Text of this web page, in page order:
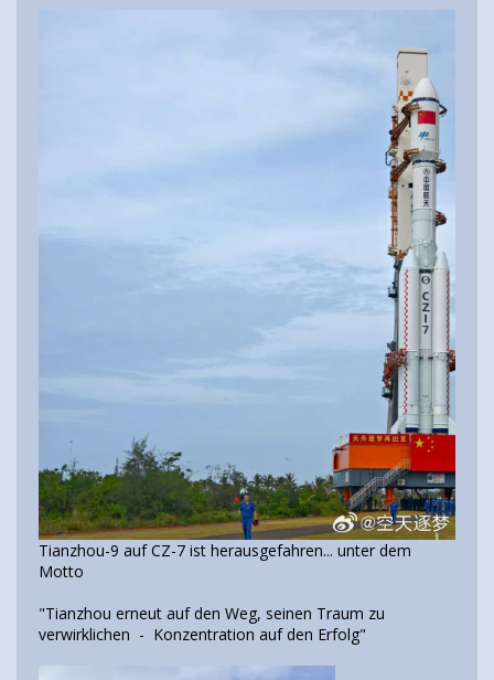
Tianzhou-9 auf CZ-7 ist herausgefahren... unter dem
Motto
"Tianzhou erneut auf den Weg, seinen Traum zu
verwirklichen - Konzentration auf den Erfolg"